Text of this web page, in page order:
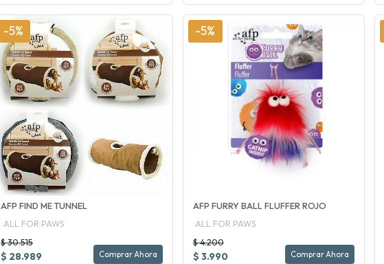
-5%
AFP FIND ME TUNNEL
ALL FOR PAWS
$ 30.515
$ 28.989 Comprar Ahora
-5%
AFP FURRY BALL FLUFFER ROJO
ALL FOR PAWS
$ 4.200
$ 3.990 Comprar Ahora